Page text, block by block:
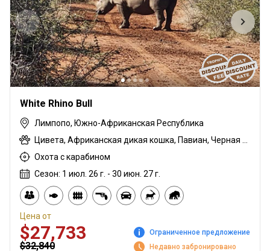
White Rhino Bull
Лимпопо, Южно-Африканская Республика
Охота с карабином
Сезон: 1 июл. 26 г. - 30 июн. 27 г.
Цена от
$27,733
$32,840
Ограниченное предложение
Недавно забронировано